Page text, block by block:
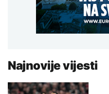
Najnovije vijesti